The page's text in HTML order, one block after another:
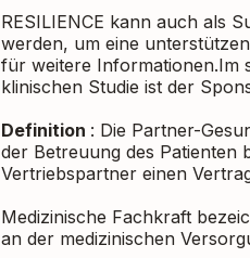
RESILIENCE kann auch als
werden, um eine
für weitere Informationen.Im
klinischen Studie ist der
Definition : Die Partner-
der Betreuung des Patienten
Vertriebspartner einen
Medizinische Fachkraft
an der medizinischen